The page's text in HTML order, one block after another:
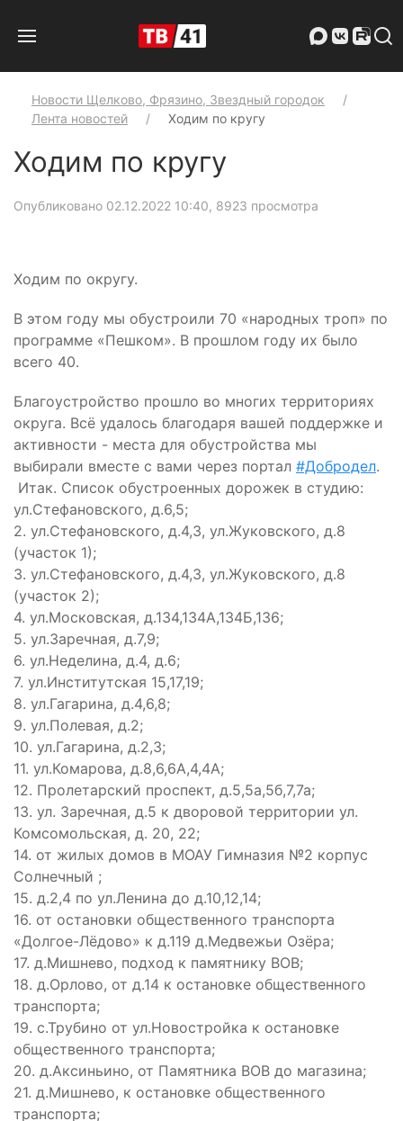
Новости Щелково, Фрязино, Звездный городок
Лента новостей
Ходим по кругу
Ходим по кругу
Опубликовано 02.12.2022 10:40, 8923 просмотра
Ходим по округу.
В этом году мы обустроили 70 «народных троп» по
программе «Пешком». В прошлом году их было
всего 40.
Благоустройство прошло во многих территориях
округа. Всё удалось благодаря вашей поддержке и
активности - места для обустройства мы
выбирали вместе с вами через портал #Добродел.
Итак. Список обустроенных дорожек в студию:
ул.Стефановского, д.6,5;
2. ул.Стефановского, д.4,3, ул.Жуковского, д.8
(участок 1);
3. ул.Стефановского, д.4,3, ул.Жуковского, д.8
(участок 2);
4. ул.Московская, д.134,134А,134Б,136;
5. ул.Заречная, д.7,9;
6. ул.Неделина, д.4, д.6;
7. ул.Институтская 15,17,19;
8. ул.Гагарина, д.4,6,8;
9. ул.Полевая, д.2;
10. ул.Гагарина, д.2,3;
11. ул.Комарова, д.8,6,6А,4,4А;
12. Пролетарский проспект, д.5,5а,5б,7,7а;
13. ул. Заречная, д.5 к дворовой территории ул.
Комсомольская, д. 20, 22;
14. от жилых домов в МОАУ Гимназия №2 корпус
Солнечный ;
15. д.2,4 по ул.Ленина до д.10,12,14;
16. от остановки общественного транспорта
«Долгое-Лёдово» к д.119 д.Медвежьи Озёра;
17. д.Мишнево, подход к памятнику ВОВ;
18. д.Орлово, от д.14 к остановке общественного
транспорта;
19. с.Трубино от ул.Новостройка к остановке
общественного транспорта;
20. д.Аксиньино, от Памятника ВОВ до магазина;
21. д.Мишнево, к остановке общественного
транспорта;